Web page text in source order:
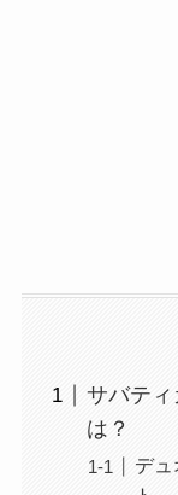
サバティ
は？
デ